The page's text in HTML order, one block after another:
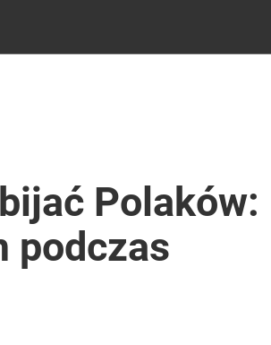
Polaków:
podczas